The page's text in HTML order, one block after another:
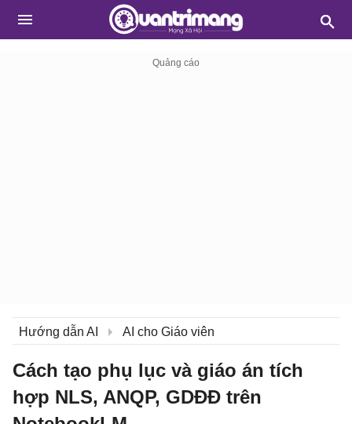
Hướng dẫn AI AI cho Giáo viên
Cách tạo phụ lục và giáo án tích
hợp NLS, ANQP, GDĐĐ trên